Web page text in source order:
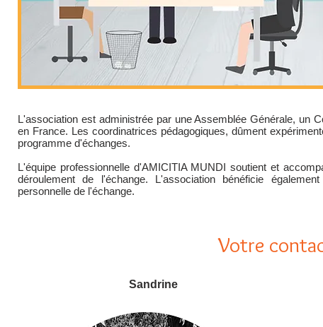
L'association est administrée par une Assemblée Générale, un
en France. Les coordinatrices pédagogiques, dûment
programme d'échanges.
L'équipe professionnelle d'AMICITIA MUNDI soutient et
déroulement de l'échange. L'association bénéficie
personnelle de l'échange.
Votre
Sandrine